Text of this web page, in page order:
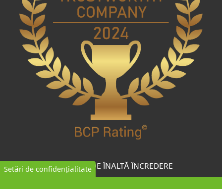
COMPANIE DE ÎNALTĂ ÎNCREDERE
Setări de confidențialitate